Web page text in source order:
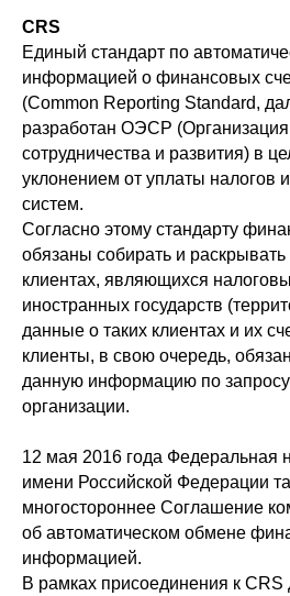
CRS
Единый стандарт по
информацией о финансовых
(Common Reporting Standard,
разработан ОЭСР (Организация
сотрудничества и развития) в
уклонением от уплаты налогов
систем.
Согласно этому стандарту
обязаны собирать и
клиентах, являющихся
иностранных государств
данные о таких клиентах и их
клиенты, в свою очередь,
данную информацию по
организации.
12 мая 2016 года Федеральная
имени Российской Федерации
многостороннее Соглашение
об автоматическом обмене
информацией.
В рамках присоединения к CRS